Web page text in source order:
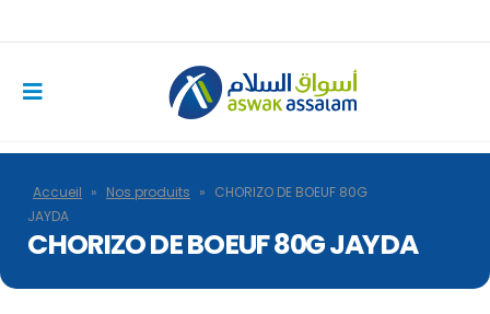
Accueil » Nos produits » CHORIZO DE BOEUF 80G
JAYDA
CHORIZO DE BOEUF 80G JAYDA